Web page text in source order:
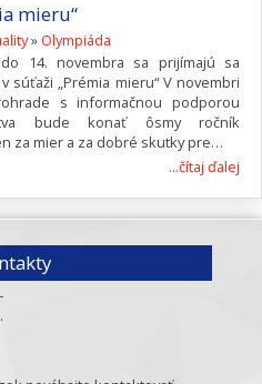
mieru“
» Olympiáda
14. novembra sa prijímajú sa
súťaži „Prémia mieru“ V novembri
s informačnou podporou
bude konať ôsmy ročník
za mier a za dobré skutky pre…
...čítaj ďalej